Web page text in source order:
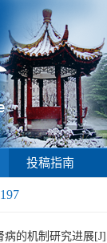
投稿指南
的机制研究进展